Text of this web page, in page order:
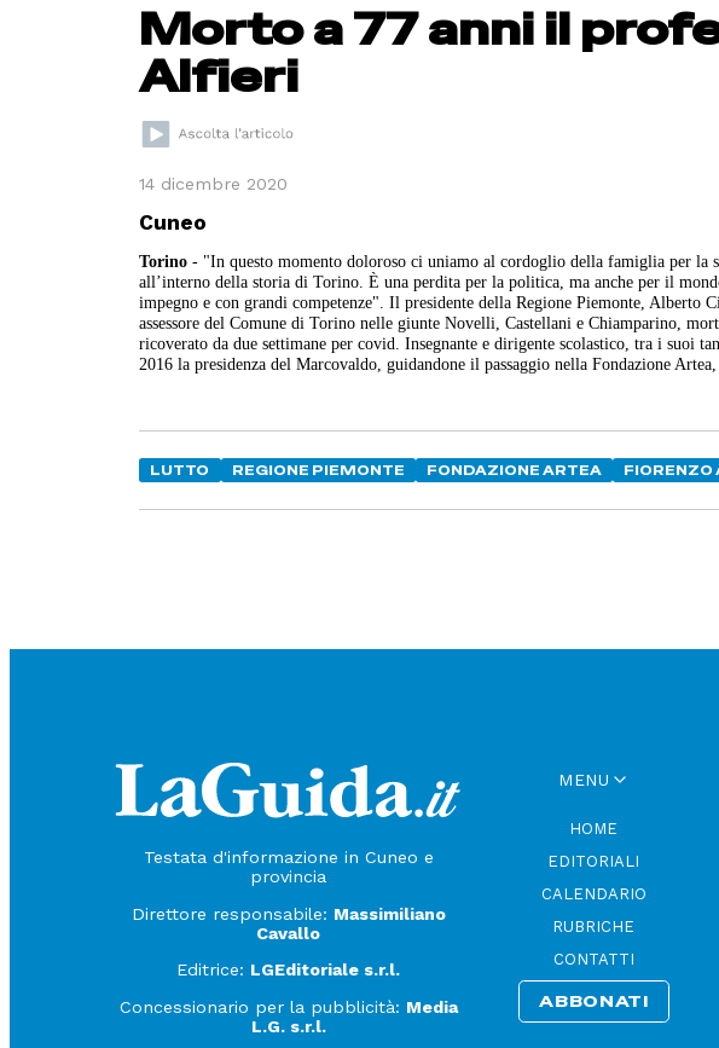
Morto a 77 anni il
Alfieri
14 dicembre 2020
Cuneo
Torino - "In questo momento doloroso ci uniamo al cordoglio della famiglia per la
all’interno della storia di Torino. È una perdita per la politica, ma anche per il
impegno e con grandi competenze". Il presidente della Regione Piemonte,
assessore del Comune di Torino nelle giunte Novelli, Castellani e Chiamparino,
ricoverato da due settimane per covid. Insegnante e dirigente scolastico, tra i suoi
2016 la presidenza del Marcovaldo, guidandone il passaggio nella Fondazione
LUTTO REGIONE PIEMONTE FONDAZIONE ARTEA FIORENZO
Testata d'informazione in Cuneo e
provincia
Direttore responsabile: Massimiliano
Cavallo
Editrice: LGEditoriale s.r.l.
Concessionario per la pubblicità: Media
L.G. s.r.l.
MENU
HOME
EDITORIALI
CALENDARIO
RUBRICHE
CONTATTI
ABBONATI